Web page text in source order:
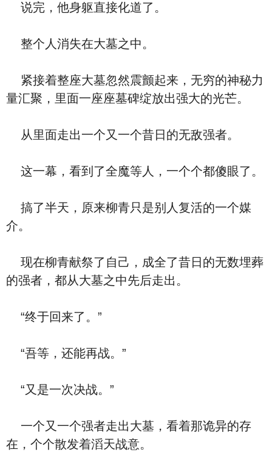
说完，他身躯直接化道了。
整个人消失在大墓之中。
紧接着整座大墓忽然震颤起来，无穷的神秘力
量汇聚，里面一座座墓碑绽放出强大的光芒。
从里面走出一个又一个昔日的无敌强者。
这一幕，看到了全魔等人，一个个都傻眼了。
搞了半天，原来柳青只是别人复活的一个媒
介。
现在柳青献祭了自己，成全了昔日的无数埋葬
的强者，都从大墓之中先后走出。
“终于回来了。”
“吾等，还能再战。”
“又是一次决战。”
一个又一个强者走出大墓，看着那诡异的存
在，个个散发着滔天战意。